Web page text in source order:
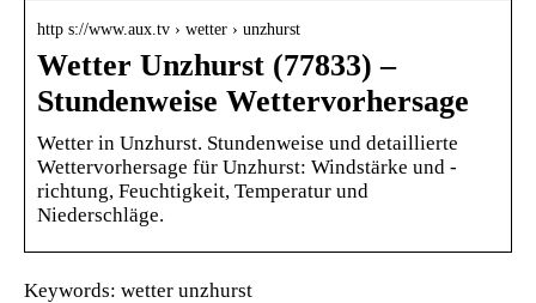
http s://www.aux.tv › wetter › unzhurst
Wetter Unzhurst (77833) –
Stundenweise Wettervorhersage
Wetter in Unzhurst. Stundenweise und detaillierte
Wettervorhersage für Unzhurst: Windstärke und -
richtung, Feuchtigkeit, Temperatur und
Niederschläge.
Keywords: wetter unzhurst